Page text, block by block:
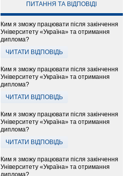
ПИТАННЯ ТА ВІДПОВІДІ
Ким я зможу працювати після закінчення
Університету «Україна» та отримання
диплома?
ЧИТАТИ ВІДПОВІДЬ
Ким я зможу працювати після закінчення
Університету «Україна» та отримання
диплома?
ЧИТАТИ ВІДПОВІДЬ
Ким я зможу працювати після закінчення
Університету «Україна» та отримання
диплома?
ЧИТАТИ ВІДПОВІДЬ
Ким я зможу працювати після закінчення
Університету «Україна» та отримання
диплома?